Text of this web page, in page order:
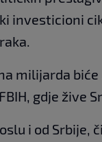
investicioni
milijarda biće
gdje žive
i od Srbije,